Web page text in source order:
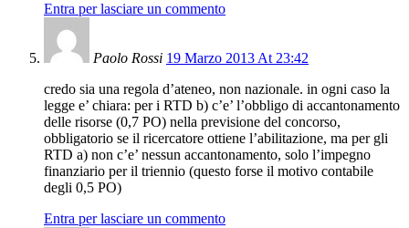
Entra per lasciare un commento
Paolo Rossi 19 Marzo 2013 At 23:42
credo sia una regola d’ateneo, non nazionale. in ogni caso la
legge e’ chiara: per i RTD b) c’e’ l’obbligo di accantonamento
delle risorse (0,7 PO) nella previsione del concorso,
obbligatorio se il ricercatore ottiene l’abilitazione, ma per gli
RTD a) non c’e’ nessun accantonamento, solo l’impegno
finanziario per il triennio (questo forse il motivo contabile
degli 0,5 PO)
Entra per lasciare un commento